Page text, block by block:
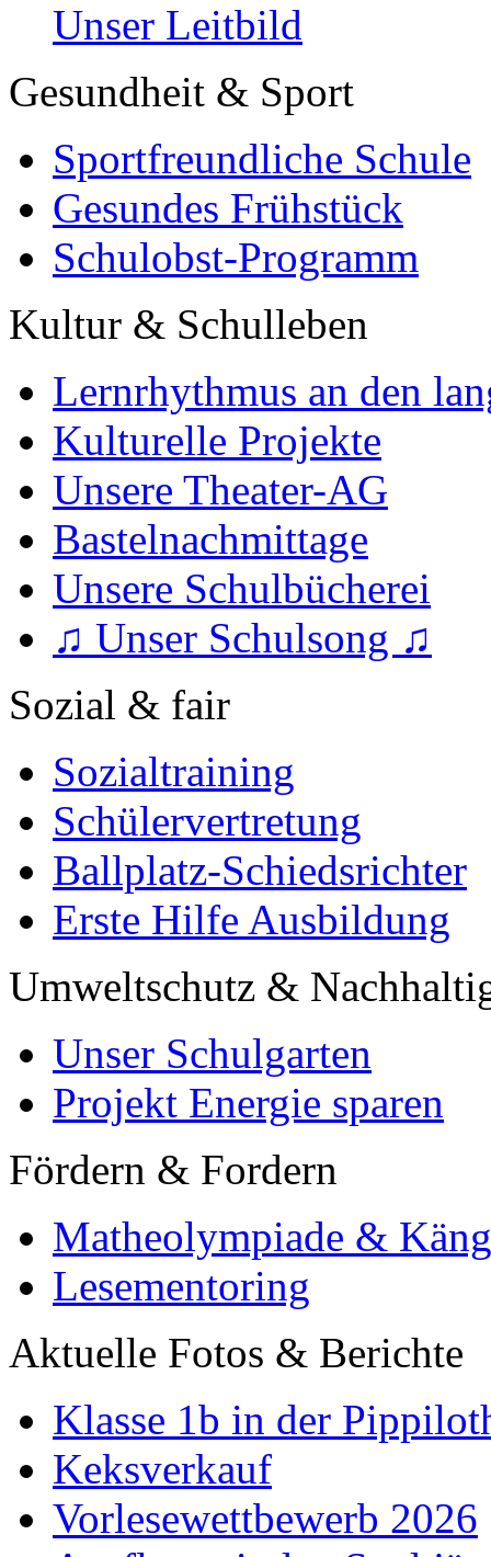
Unser Leitbild
Gesundheit & Sport
Sportfreundliche Schule
Gesundes Frühstück
Schulobst-Programm
Kultur & Schulleben
Lernrhythmus an den
Kulturelle Projekte
Unsere Theater-AG
Bastelnachmittage
Unsere Schulbücherei
♫ Unser Schulsong ♫
Sozial & fair
Sozialtraining
Schülervertretung
Ballplatz-Schiedsrichter
Erste Hilfe Ausbildung
Umweltschutz &
Unser Schulgarten
Projekt Energie sparen
Fördern & Fordern
Matheolympiade &
Lesementoring
Aktuelle Fotos & Berichte
Klasse 1b in der
Keksverkauf
Vorlesewettbewerb 2026